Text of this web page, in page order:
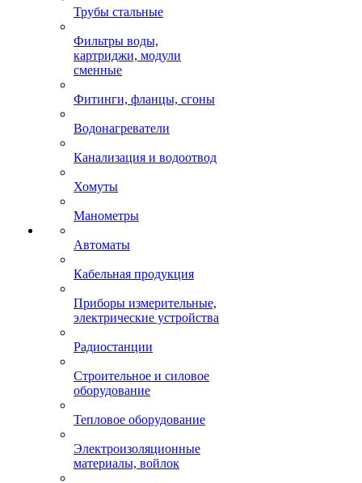
Трубы стальные
Фильтры воды,
картриджи, модули
сменные
Фитинги, фланцы, сгоны
Водонагреватели
Канализация и водоотвод
Хомуты
Манометры
Автоматы
Кабельная продукция
Приборы измерительные,
электрические устройства
Радиостанции
Строительное и силовое
оборудование
Тепловое оборудование
Электроизоляционные
материалы, войлок